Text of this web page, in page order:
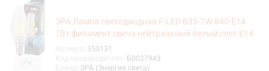
ЭРА Лампа светодиодная F-LED B35-7W-840-E14
7Вт филамент свеча нейтральный белый свет Е14
350131
Б0027943
ЭРА (Энергия света)